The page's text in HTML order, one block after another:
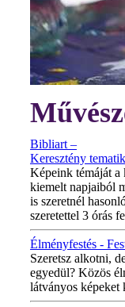
Bibliart –
Keresztény
Képeink témáját a
kiemelt napjaiból
is szeretnél
szeretettel 3 órás
Élményfestés -
Szeretsz alkotni,
egyedül? Közös
látványos képeket